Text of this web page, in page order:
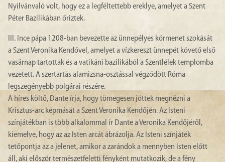
Nyilvánvaló volt, hogy ez a legféltettebb ereklye, amelyet a Szent
Péter Bazilikában őriztek.
III. Ince pápa 1208-ban bevezette az ünnepélyes körmenet szokását
a Szent Veronika Kendővel, amelyet a vízkereszt ünnepét követő első
vasárnap tartottak és a vatikáni bazilikából a Szentlélek templomba
vezetett. A szertartás alamizsna-osztással végződött Róma
legszegényebb polgárai részére.
A híres költő, Dante írja, hogy tömegesen jöttek megnézni a
Krisztus-arc képmását a Szent Veronika Kendőjén. Az Isteni
színjátékban is több alkalommal ír Dante a Veronika Kendőjéről,
kiemelve, hogy az az Isten arcát ábrázolja. Az Isteni színjáték
tetőpontja az a jelenet, amikor a zarándok a mennyben Isten előtt
áll, aki először természetfeletti fényként mutatkozik, de a fény